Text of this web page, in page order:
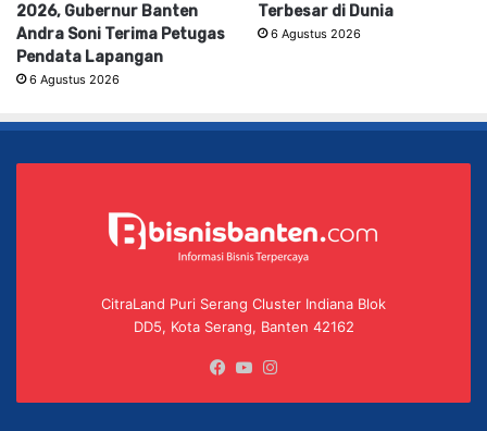
2026, Gubernur Banten
Andra Soni Terima Petugas
Pendata Lapangan
6 Agustus 2026
Terbesar di Dunia
6 Agustus 2026
CitraLand Puri Serang Cluster Indiana Blok
DD5, Kota Serang, Banten 42162
Facebook
YouTube